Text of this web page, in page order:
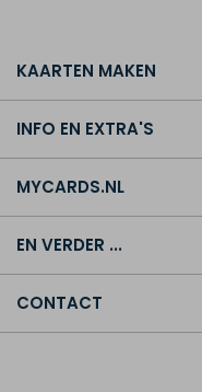
KAARTEN MAKEN
INFO EN EXTRA'S
MYCARDS.NL
EN VERDER ...
CONTACT